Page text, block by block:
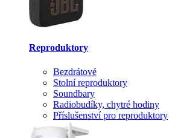
Reproduktory
Bezdrátové
Stolní reproduktory
Soundbary
Radiobudíky, chytré hodiny
Příslušenství pro reproduktory